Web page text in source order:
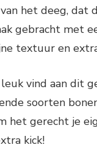
het deeg, dat
gebracht met
textuur en
vind aan dit
soorten
het gerecht je
kick!